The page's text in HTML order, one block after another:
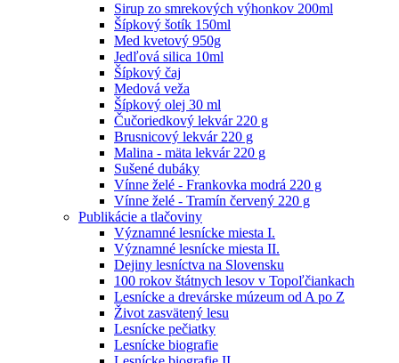
Sirup zo smrekových výhonkov 200ml
Šípkový šotík 150ml
Med kvetový 950g
Jedľová silica 10ml
Šípkový čaj
Medová veža
Šípkový olej 30 ml
Čučoriedkový lekvár 220 g
Brusnicový lekvár 220 g
Malina - mäta lekvár 220 g
Sušené dubáky
Vínne želé - Frankovka modrá 220 g
Vínne želé - Tramín červený 220 g
Publikácie a tlačoviny
Významné lesnícke miesta I.
Významné lesnícke miesta II.
Dejiny lesníctva na Slovensku
100 rokov štátnych lesov v Topoľčiankach
Lesnícke a drevárske múzeum od A po Z
Život zasvätený lesu
Lesnícke pečiatky
Lesnícke biografie